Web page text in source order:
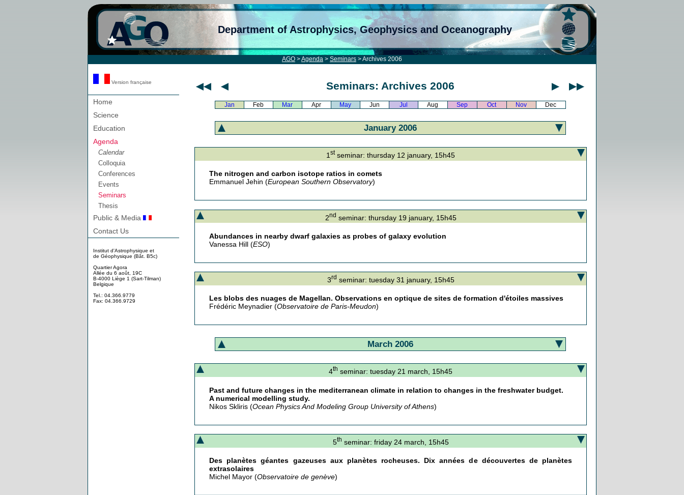
Department of Astrophysics, Geophysics and Oceanography
AGO >Agenda > Seminars > Archives 2006
Version française
Home
Science
Education
Agenda
Calendar
Colloquia
Conferences
Events
Seminars
Thesis
Public & Media
Contact Us
Institut d'Astrophysique et
de Géophysique (Bât. B5c)
Quartier Agora
Allée du 6 août, 19C
B-4000 Liège 1 (Sart-Tilman)
Belgique
Tel.: 04.366.9779
Fax: 04.366.9729
Seminars: Archives 2006
Jan Feb Mar Apr May Jun Jul Aug Sep Oct Nov Dec
January 2006
1 stseminar: thursday 12 january, 15h45
The nitrogen and carbon isotope ratios in comets
Emmanuel Jehin (European Southern Observatory)
2nd seminar: thursday 19 january, 15h45
Abundances in nearby dwarf galaxies as probes of galaxy evolution
Vanessa Hill (ESO)
3rd seminar: tuesday 31 january, 15h45
Les blobs des nuages de Magellan. Observations en optique de sites de formation d'étoiles massives
Frédéric Meynadier (Observatoire de Paris-Meudon)
March 2006
4th seminar: tuesday 21 march, 15h45
Past and future changes in the mediterranean climate in relation to changes in the freshwater budget.
A numerical modelling study.
Nikos Skliris (Ocean Physics And Modeling Group University of Athens)
5th seminar: friday 24 march, 15h45
Des planètes géantes gazeuses aux planètes rocheuses. Dix années de découvertes de planètes
extrasolaires
Michel Mayor (Observatoire de genève)